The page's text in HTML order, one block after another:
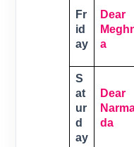
Fr
Id
Ay
Dear
A
S
At
Ur
D
Ay
Dear
Da